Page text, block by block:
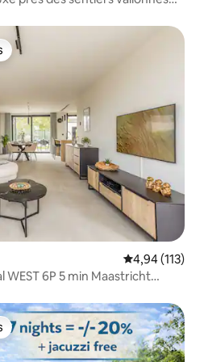
Note
4,94 (113)
WEST 6P 5 min Maastricht